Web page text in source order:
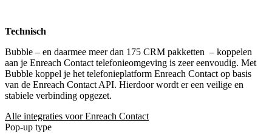
Technisch
Bubble – en daarmee meer dan 175 CRM pakketten – koppelen
aan je Enreach Contact telefonieomgeving is zeer eenvoudig. Met
Bubble koppel je het telefonieplatform Enreach Contact op basis
van de Enreach Contact API. Hierdoor wordt er een veilige en
stabiele verbinding opgezet.
Alle integraties voor Enreach Contact
Pop-up type